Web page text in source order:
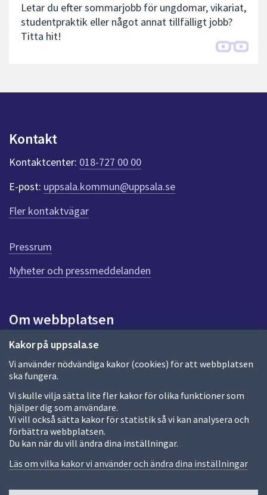
Kakor på uppsala.se
Vi använder nödvändiga kakor (cookies) för att webbplatsen
ska fungera.
Vi skulle vilja sätta lite fler kakor för olika funktioner som
hjälper dig som användare.
Vi vill också sätta kakor för statistik så vi kan analysera och
förbättra webbplatsen.
Du kan när du vill ändra dina inställningar.
Läs om vilka kakor vi använder och ändra dina inställningar
Letar du efter sommarjobb för ungdomar, vikariat,
studentpraktik eller något annat tillfälligt jobb?
Titta hit!
Kontakt
Kontaktcenter: 018-727 00 00
E-post: uppsala.kommun@uppsala.se
Fler kontaktvägar
Pressrum
Nyheter och pressmeddelanden
Om webbplatsen
Om webbplatsen
Allmänna handlingar och diarium
Behandling av personuppgifter
Kakor
Språk (other languages)
Tillgänglighetsredogörelse